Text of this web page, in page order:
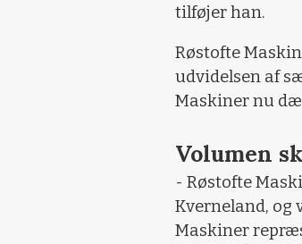
tilføjer han.
Røstofte
udvidelsen af
Maskiner nu
Volumen
- Røstofte
Kverneland, og
Maskiner